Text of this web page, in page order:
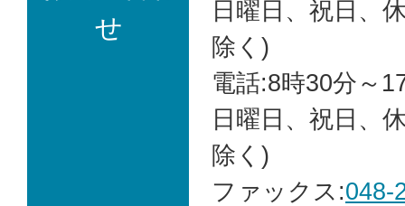
せ
日曜日、祝日、
除く)
電話:8時30分～
日曜日、祝日、
除く)
ファックス:048-